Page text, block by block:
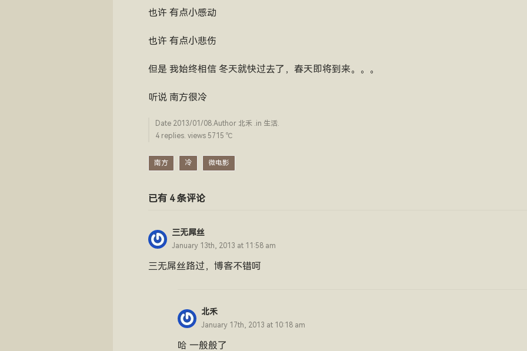
也许 有点小感动
也许 有点小悲伤
但是 我始终相信 冬天就快过去了，春天即将到来。。。
听说 南方很冷
Date 2013/01/08.Author 北禾 .in 生活.
4 replies. views 5715 ­℃
南方 冷 微电影
已有 4 条评论
三无屌丝
January 13th, 2013 at 11:58 am
三无屌丝路过，博客不错呵
北禾
January 17th, 2013 at 10:18 am
哈 一般般了